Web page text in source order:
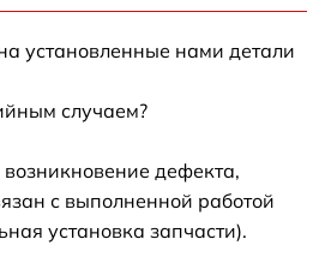
установленные нами детали
случаем?
дефекта,
с выполненной работой
установка запчасти).